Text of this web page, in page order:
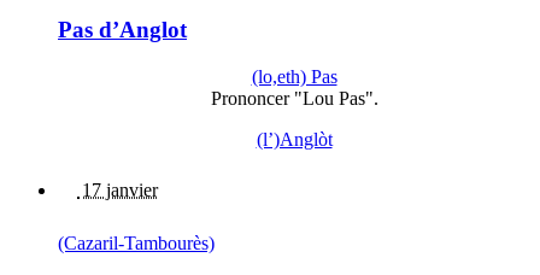
Pas d’Anglot
(lo,eth) Pas
Prononcer "Lou Pas".
(l’)Anglòt
17 janvier
(Cazaril-Tambourès)